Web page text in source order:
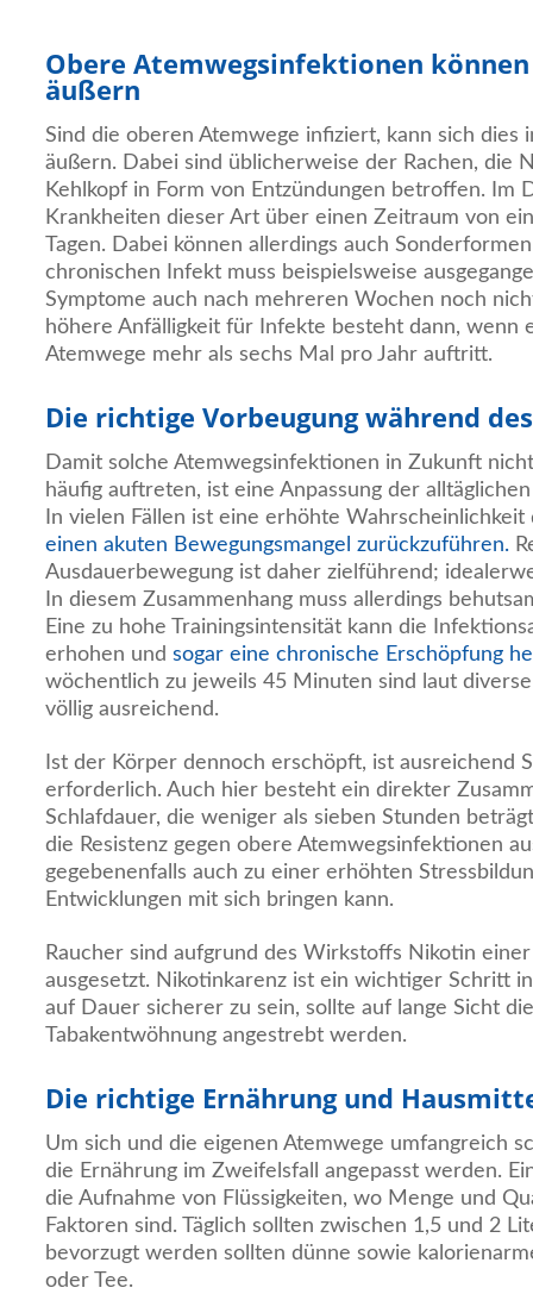
Obere Atemwegsinfektionen
äußern
Sind die oberen Atemwege infiziert, kann sich dies
äußern. Dabei sind üblicherweise der Rachen, die
Kehlkopf in Form von Entzündungen betroffen. Im
Krankheiten dieser Art über einen Zeitraum von
Tagen. Dabei können allerdings auch
chronischen Infekt muss beispielsweise
Symptome auch nach mehreren Wochen noch
höhere Anfälligkeit für Infekte besteht dann, wenn
Atemwege mehr als sechs Mal pro Jahr auftritt.
Die richtige Vorbeugung während
Damit solche Atemwegsinfektionen in Zukunft
häufig auftreten, ist eine Anpassung der
In vielen Fällen ist eine erhöhte
einen akuten Bewegungsmangel zurückzuführen.
Ausdauerbewegung ist daher zielführend;
In diesem Zusammenhang muss allerdings
Eine zu hohe Trainingsintensität kann die
erhohen und sogar eine chronische Erschöpfung
wöchentlich zu jeweils 45 Minuten sind laut
völlig ausreichend.
Ist der Körper dennoch erschöpft, ist ausreichend
erforderlich. Auch hier besteht ein direkter
Schlafdauer, die weniger als sieben Stunden
die Resistenz gegen obere Atemwegsinfektionen
gegebenenfalls auch zu einer erhöhten
Entwicklungen mit sich bringen kann.
Raucher sind aufgrund des Wirkstoffs Nikotin
ausgesetzt. Nikotinkarenz ist ein wichtiger Schritt
auf Dauer sicherer zu sein, sollte auf lange Sicht
Tabakentwöhnung angestrebt werden.
Die richtige Ernährung und
Um sich und die eigenen Atemwege umfangreich
die Ernährung im Zweifelsfall angepasst werden.
die Aufnahme von Flüssigkeiten, wo Menge und
Faktoren sind. Täglich sollten zwischen 1,5 und 2
bevorzugt werden sollten dünne sowie
oder Tee.